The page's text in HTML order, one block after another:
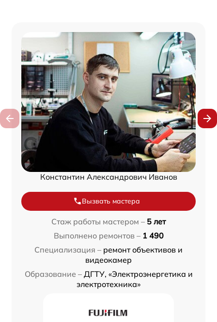
Константин Александрович Иванов
Вызвать мастера
Стаж работы мастером – 5 лет
Выполнено ремонтов – 1 490
Специализация – ремонт объективов и
видеокамер
Образование – ДГТУ, «Электроэнергетика и
электротехника»